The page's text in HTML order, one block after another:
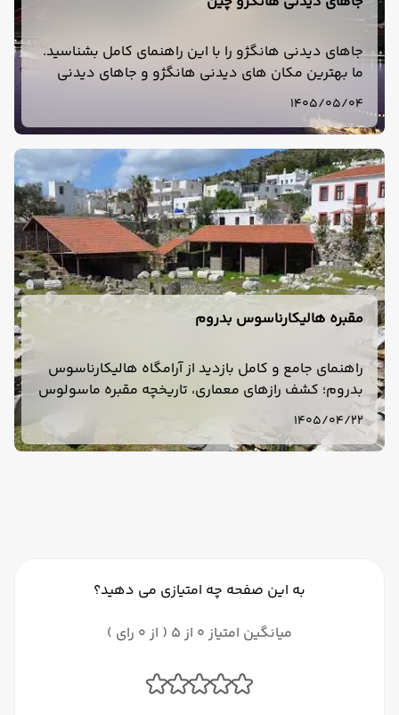
جاهای دیدنی هانگژو را با این راهنمای کامل بشناسید.
ما بهترین مکان های دیدنی هانگژو و جاهای دیدنی
اطراف دریاچه وست هانگژو را برای سفری رویایی
معرفی کرده‌ایم.
1405/05/04
مقبره هالیکارناسوس بدروم
راهنمای جامع و کامل بازدید از آرامگاه هالیکارناسوس
بدروم؛ کشف رازهای معماری، تاریخچه مقبره ماسولوس
(ساتراپ هخامنشی) و سرنوشت این شاهکار در میان
عجایب هفتگانه جهان.
1405/04/22
به این صفحه چه امتیازی می دهید؟
میانگین امتیاز 0 از 5 ( از 0 رای )